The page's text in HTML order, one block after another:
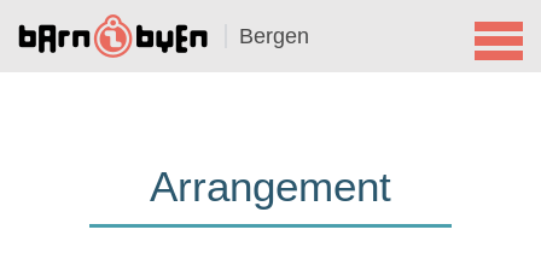
Bergen
Arrangement